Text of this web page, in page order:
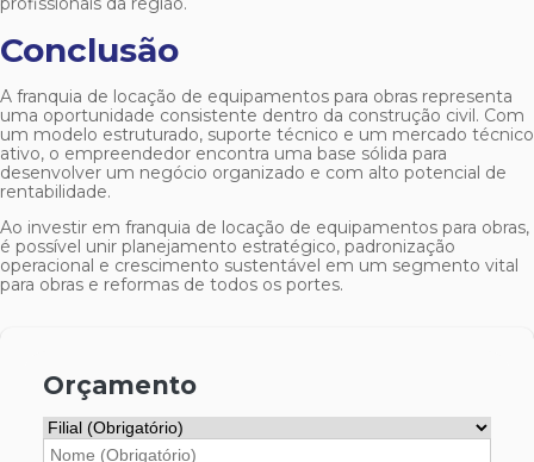
Conclusão
A franquia de locação de equipamentos para obras representa
uma oportunidade consistente dentro da construção civil. Com
um modelo estruturado, suporte técnico e um mercado técnico
ativo, o empreendedor encontra uma base sólida para
desenvolver um negócio organizado e com alto potencial de
rentabilidade.
Ao investir em franquia de locação de equipamentos para obras,
é possível unir planejamento estratégico, padronização
operacional e crescimento sustentável em um segmento vital
para obras e reformas de todos os portes.
Orçamento